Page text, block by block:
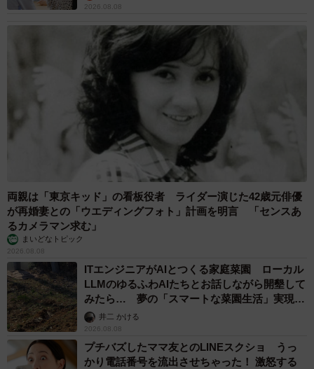
2026.08.08
両親は「東京キッド」の看板役者 ライダー演じた42歳元俳優
が再婚妻との「ウエディングフォト」計画を明言 「センスあ
るカメラマン求む」
まいどなトピック
2026.08.08
ITエンジニアがAIとつくる家庭菜園 ローカル
LLMのゆるふわAIたちとお話しながら開墾して
みたら… 夢の「スマートな菜園生活」実現な
るか井二 かける
2026.08.08
プチバズしたママ友とのLINEスクショ うっ
かり電話番号を流出させちゃった！ 激怒する